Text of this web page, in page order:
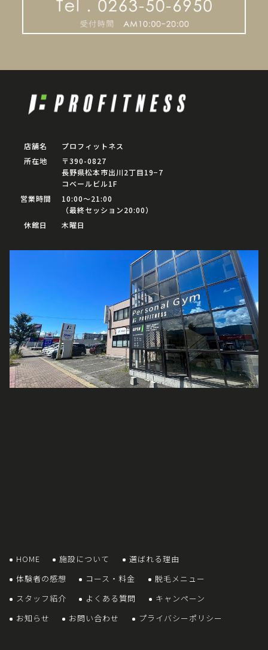
店舗名
プロフィットネス
所在地
〒390-0827
長野県松本市出川2丁目19−7
コベールビル1F
営業時間
10:00〜21:00
（最終セッション20:00）
休館日
木曜日
HOME 施設について
選ばれる理由
体験者の感想
コース・料金
脱毛メニュー
スタッフ紹介
よくある質問
キャンペーン
お知らせ
お問い合わせ プライバシーポリシー